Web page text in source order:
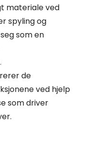
materiale ved
spyling og
som en
de
ved hjelp
som driver